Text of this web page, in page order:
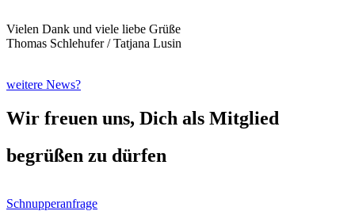
Vielen Dank und viele liebe Grüße
Thomas Schlehufer / Tatjana Lusin
weitere News?
Wir freuen uns, Dich als Mitglied
begrüßen zu dürfen
Schnupperanfrage